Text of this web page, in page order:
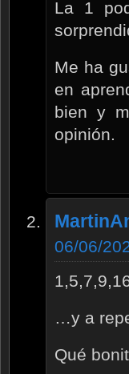
La 1
Me ha
en
bien y
opinión.
06/06/
…y a
Qué